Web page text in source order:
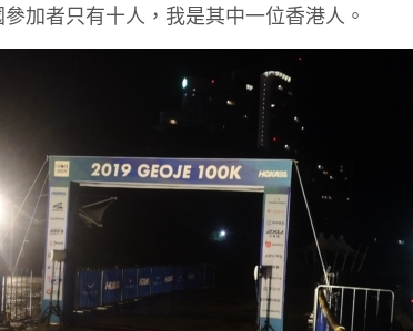
加者只有十人，我是其中一位香港人。